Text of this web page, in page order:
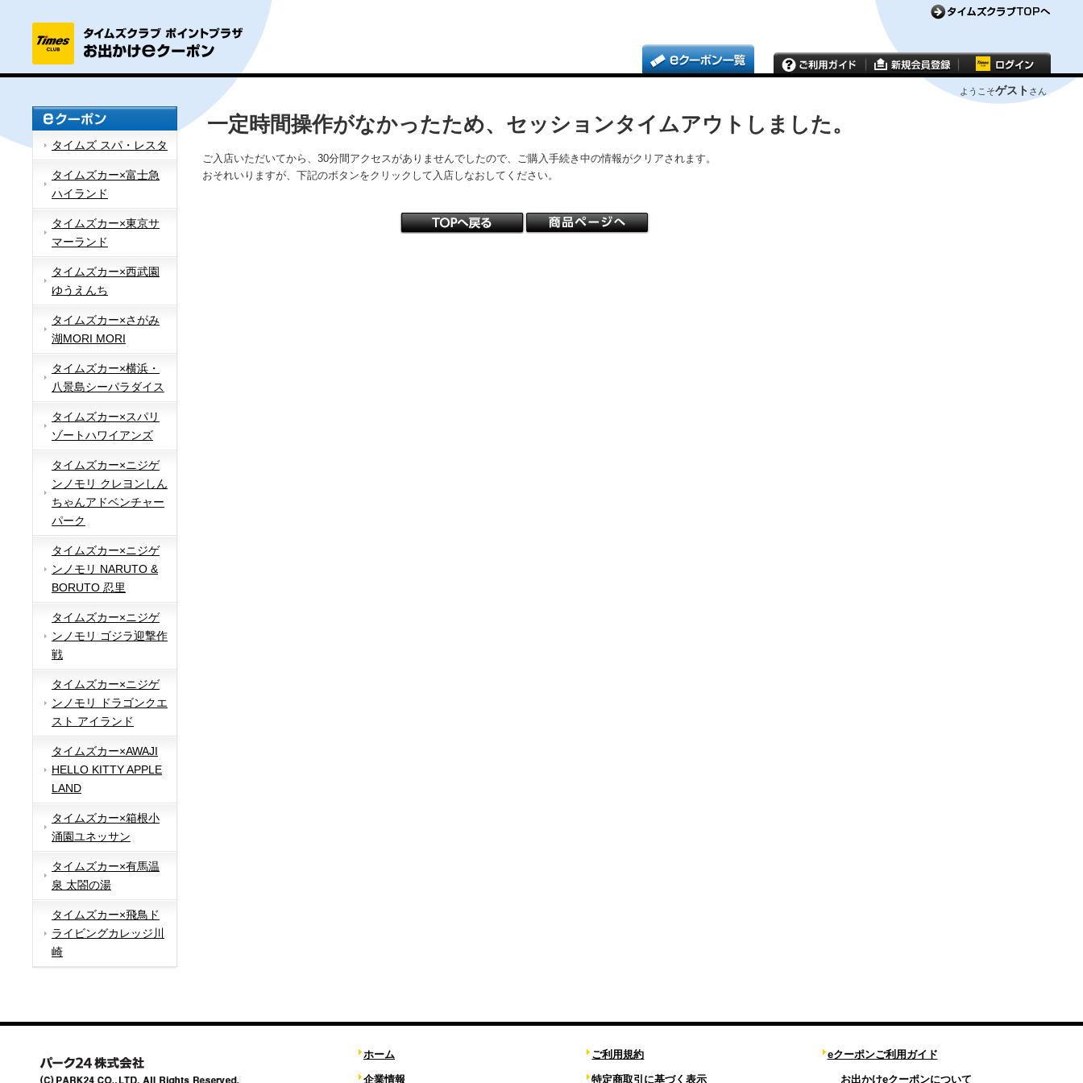
ようこそゲスト さん
タイムズ スパ・レスタ
タイムズカー×富士急
ハイランド
タイムズカー×東京サ
マーランド
タイムズカー×西武園
ゆうえんち
タイムズカー×さがみ
湖MORI MORI
タイムズカー×横浜・
八景島シーパラダイス
タイムズカー×スパリ
ゾートハワイアンズ
タイムズカー×ニジゲ
ンノモリ クレヨンしん
ちゃんアドベンチャー
パーク
タイムズカー×ニジゲ
ンノモリ NARUTO &
BORUTO 忍里
タイムズカー×ニジゲ
ンノモリ ゴジラ迎撃作
戦
タイムズカー×ニジゲ
ンノモリ ドラゴンクエ
スト アイランド
タイムズカー×AWAJI
HELLO KITTY APPLE
LAND
タイムズカー×箱根小
涌園ユネッサン
タイムズカー×有馬温
泉 太閤の湯
タイムズカー×飛鳥ド
ライビングカレッジ川
崎
一定時間操作がなかったため、セッションタイムアウトしました。
ご入店いただいてから、30分間アクセスがありませんでしたので、ご購入手続き中の情報がクリアされます。
おそれいりますが、下記のボタンをクリックして入店しなおしてください。
ホーム
企業情報
ご利用規約
特定商取引に基づく表示
eクーポンご利用ガイド
お出かけeクーポンについて